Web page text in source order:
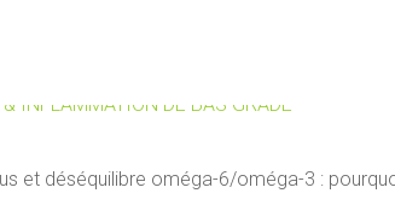
et déséquilibre oméga-6/oméga-3 :